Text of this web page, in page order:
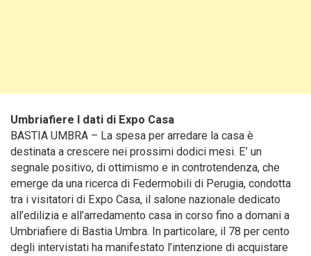
Umbriafiere I dati di Expo Casa
BASTIA UMBRA – La spesa per arredare la casa è
destinata a crescere nei prossimi dodici mesi. E’ un
segnale positivo, di ottimismo e in controtendenza, che
emerge da una ricerca di Federmobili di Perugia, condotta
tra i visitatori di Expo Casa, il salone nazionale dedicato
all’edilizia e all’arredamento casa in corso fino a domani a
Umbriafiere di Bastia Umbra. In particolare, il 78 per cento
degli intervistati ha manifestato l’intenzione di acquistare